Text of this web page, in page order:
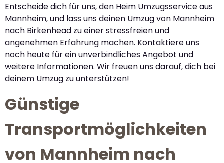
Entscheide dich für uns, den Heim Umzugsservice aus
Mannheim, und lass uns deinen Umzug von Mannheim
nach Birkenhead zu einer stressfreien und
angenehmen Erfahrung machen. Kontaktiere uns
noch heute für ein unverbindliches Angebot und
weitere Informationen. Wir freuen uns darauf, dich bei
deinem Umzug zu unterstützen!
Günstige
Transportmöglichkeiten
von Mannheim nach